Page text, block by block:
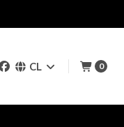
CL 0